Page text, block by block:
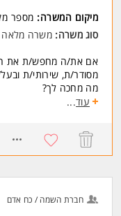
מיקום המשרה: מספר
סוג משרה: משרה מלאה
אם את/ה מחפש/ת את
מסודר/ת, שירותי/ת
מה מחכה לך?
השתלבות במערך הגיוס
עבודה עם ממשקים
במסגרת התפקיד:
זימון מועמדים
עבודה במערכות גיוס
עבודה מול מנהלים
עוד...
חברת השמה / כח אדם